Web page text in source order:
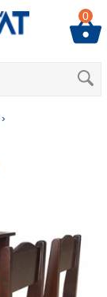
0
›